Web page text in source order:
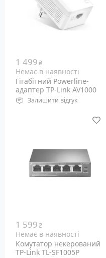
1 499₴
Немає в наявності
Гігабітний Powerline-
адаптер TP-Link AV1000
TL-PA7017P
Залишити відгук
стандарту HomePlug AV2
за наявною
електропроводкою 220
Вольт зі швидкістю до 1
1 599₴
Немає в наявності
Комутатор некерований
TP-Link TL-SF1005P